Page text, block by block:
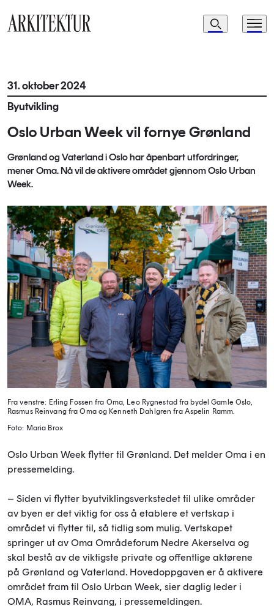
Navigasjon
Søk Meny
31. oktober 2024
Byutvikling
Oslo Urban Week vil fornye Grønland
Grønland og Vaterland i Oslo har åpenbart utfordringer,
mener Oma. Nå vil de aktivere området gjennom Oslo Urban
Week.
Fra venstre: Erling Fossen fra Oma, Leo Rygnestad fra bydel Gamle Oslo,
Rasmus Reinvang fra Oma og Kenneth Dahlgren fra Aspelin Ramm.
Foto: Maria Brox
Oslo Urban Week flytter til Grønland. Det melder Oma i en
pressemelding.
– Siden vi flytter byutviklingsverkstedet til ulike områder
av byen er det viktig for oss å etablere et vertskap i
området vi flytter til, så tidlig som mulig. Vertskapet
springer ut av Oma Områdeforum Nedre Akerselva og
skal bestå av de viktigste private og offentlige aktørene
på Grønland og Vaterland. Hovedoppgaven er å aktivere
området fram til Oslo Urban Week, sier daglig leder i
OMA, Rasmus Reinvang, i pressemeldingen.